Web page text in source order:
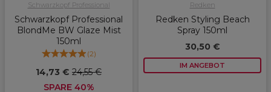
Schwarzkopf Professional
Schwarzkopf Professional
BlondMe BW Glaze Mist
150ml
(2)
14,73 € 24,55 €
SPARE 40%
Redken
Redken Styling Beach
Spray 150ml
30,50 €
IM ANGEBOT